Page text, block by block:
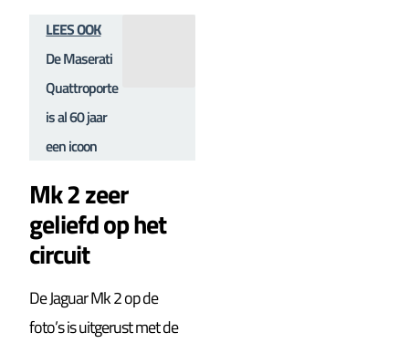
LEES OOK
De Maserati
Quattroporte
is al 60 jaar
een icoon
Mk 2 zeer
geliefd op het
circuit
De Jaguar Mk 2 op de
foto’s is uitgerust met de